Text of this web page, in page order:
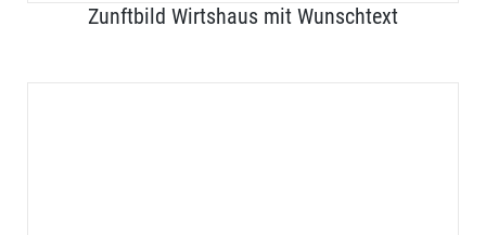
Zunftbild Wirtshaus mit Wunschtext